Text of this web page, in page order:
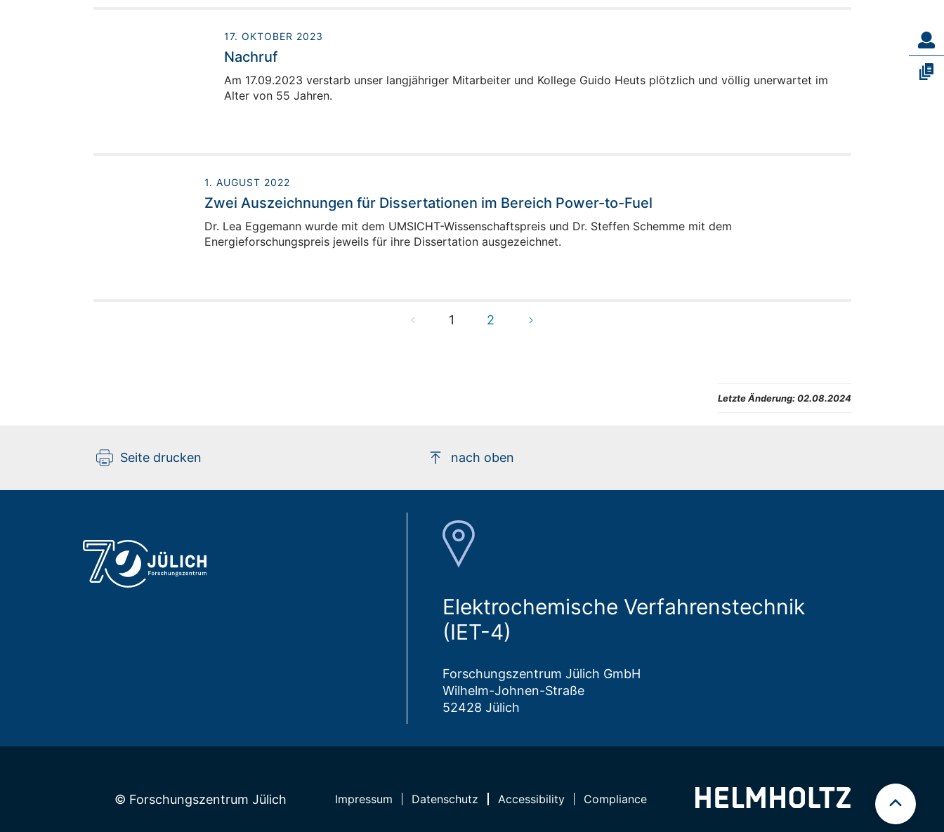
17. OKTOBER 2023
Nachruf
Am 17.09.2023 verstarb unser langjähriger Mitarbeiter und Kollege Guido Heuts plötzlich und völlig unerwartet im
Alter von 55 Jahren.
1. AUGUST 2022
Zwei Auszeichnungen für Dissertationen im Bereich Power-to-Fuel
Dr. Lea Eggemann wurde mit dem UMSICHT-Wissenschaftspreis und Dr. Steffen Schemme mit dem
Energieforschungspreis jeweils für ihre Dissertation ausgezeichnet.
1 2
Letzte Änderung: 02.08.2024
Seite drucken nach oben
Elektrochemische Verfahrenstechnik
(IET-4)
Forschungszentrum Jülich GmbH
Wilhelm-Johnen-Straße
52428 Jülich
© Forschungszentrum Jülich Impressum Datenschutz Accessibility Compliance